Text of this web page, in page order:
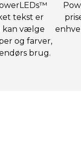
tekst er
kan vælge
og farver,
brug.